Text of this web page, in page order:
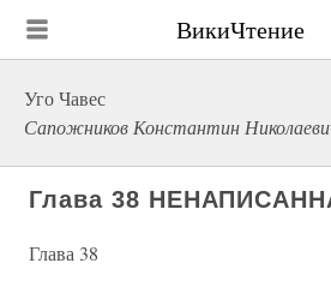
ВикиЧтение
Уго Чавес
Сапожников Константин
Глава 38
Глава 38